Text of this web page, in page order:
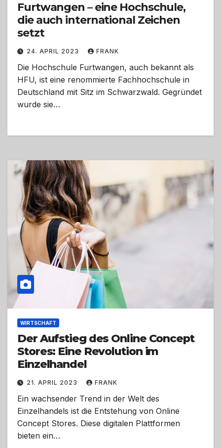
Furtwangen – eine Hochschule,
die auch international Zeichen
setzt
24. APRIL 2023 FRANK
Die Hochschule Furtwangen, auch bekannt als
HFU, ist eine renommierte Fachhochschule in
Deutschland mit Sitz im Schwarzwald. Gegründet
wurde sie…
WIRTSCHAFT
Der Aufstieg des Online Concept
Stores: Eine Revolution im
Einzelhandel
21. APRIL 2023 FRANK
Ein wachsender Trend in der Welt des
Einzelhandels ist die Entstehung von Online
Concept Stores. Diese digitalen Plattformen
bieten ein…